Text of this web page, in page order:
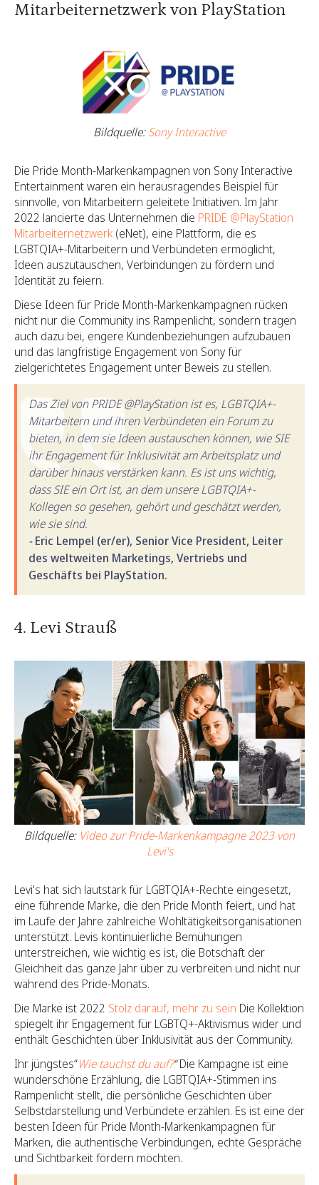
Mitarbeiternetzwerk von PlayStation
Bildquelle:Sony Interactive
Die Pride Month-Markenkampagnen von Sony Interactive
Entertainment waren ein herausragendes Beispiel für
sinnvolle, von Mitarbeitern geleitete Initiativen. Im Jahr
2022 lancierte das Unternehmen die PRIDE @PlayStation
Mitarbeiternetzwerk (eNet), eine Plattform, die es
LGBTQIA+-Mitarbeitern und Verbündeten ermöglicht,
Ideen auszutauschen, Verbindungen zu fördern und
Identität zu feiern.
Diese Ideen für Pride Month-Markenkampagnen rücken
nicht nur die Community ins Rampenlicht, sondern tragen
auch dazu bei, engere Kundenbeziehungen aufzubauen
und das langfristige Engagement von Sony für
zielgerichtetes Engagement unter Beweis zu stellen. ‍
Das Ziel von PRIDE @PlayStation ist es, LGBTQIA+-
Mitarbeitern und ihren Verbündeten ein Forum zu
bieten, in dem sie Ideen austauschen können, wie SIE
ihr Engagement für Inklusivität am Arbeitsplatz und
darüber hinaus verstärken kann. Es ist uns wichtig,
dass SIE ein Ort ist, an dem unsere LGBTQIA+-
Kollegen so gesehen, gehört und geschätzt werden,
wie sie sind.
-Eric Lempel (er/er), Senior Vice President, Leiter
des weltweiten Marketings, Vertriebs und
Geschäfts bei PlayStation.
4. Levi Strauß
Bildquelle: Video zur Pride-Markenkampagne 2023 von
Levi's
Levi's hat sich lautstark für LGBTQIA+-Rechte eingesetzt,
eine führende Marke, die den Pride Month feiert, und hat
im Laufe der Jahre zahlreiche Wohltätigkeitsorganisationen
unterstützt. Levis kontinuierliche Bemühungen
unterstreichen, wie wichtig es ist, die Botschaft der
Gleichheit das ganze Jahr über zu verbreiten und nicht nur
während des Pride-Monats.
Die Marke ist 2022 Stolz darauf, mehr zu sein Die Kollektion
spiegelt ihr Engagement für LGBTQ+-Aktivismus wider und
enthält Geschichten über Inklusivität aus der Community.
Ihr jüngstes“Wie tauchst du auf?“Die Kampagne ist eine
wunderschöne Erzählung, die LGBTQIA+-Stimmen ins
Rampenlicht stellt, die persönliche Geschichten über
Selbstdarstellung und Verbündete erzählen. Es ist eine der
besten Ideen für Pride Month-Markenkampagnen für
Marken, die authentische Verbindungen, echte Gespräche
und Sichtbarkeit fördern möchten.